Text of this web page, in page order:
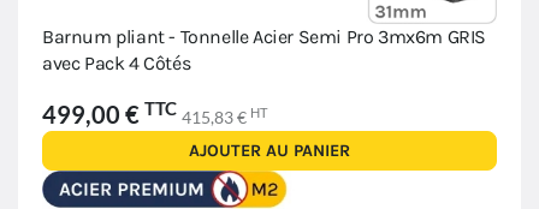
Barnum pliant - Tonnelle Acier Semi Pro 3mx6m GRIS
avec Pack 4 Côtés
499,00 € TTC 415,83 € HT
AJOUTER AU PANIER